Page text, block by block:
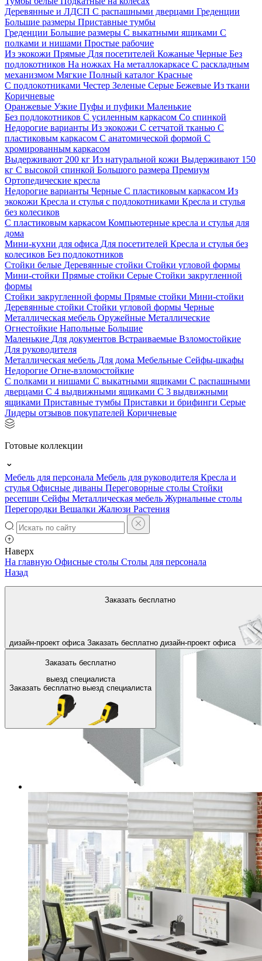
Деревянные и ЛДСП С распашными дверцами Греденции
Большие размеры Приставные тумбы
Греденции Большие размеры С выкатными ящиками С
полками и нишами Простые рабочие
Из экокожи Прямые Для посетителей Кожаные Черные Без
подлокотников На ножках На металлокаркасе С раскладным
механизмом Мягкие Полный каталог Красные
С подлокотниками Честер Зеленые Серые Бежевые Из ткани
Коричневые
Оранжевые Узкие Пуфы и пуфики Маленькие
Без подлокотников С усиленным каркасом Со спинкой
Недорогие варианты Из экокожи С сетчатой тканью С
пластиковым каркасом С анатомической формой С
хромированным каркасом
Выдерживают 200 кг Из натуральной кожи Выдерживают 150
кг С высокой спинкой Большого размера Премиум
Ортопедические кресла
Недорогие варианты Черные С пластиковым каркасом Из
экокожи Кресла и стулья с подлокотниками Кресла и стулья
без колесиков
С пластиковым каркасом Компьютерные кресла и стулья для
дома
Мини-кухни для офиса Для посетителей Кресла и стулья без
колесиков Без подлокотников
Стойки белые Деревянные стойки Стойки угловой формы
Мини-стойки Прямые стойки Серые Стойки закругленной
формы
Стойки закругленной формы Прямые стойки Мини-стойки
Деревянные стойки Стойки угловой формы Черные
Металлическая мебель Оружейные Металлические
Огнестойкие Напольные Большие
Маленькие Для документов Встраиваемые Взломостойкие
Для руководителя
Металлическая мебель Для дома Мебельные Сейфы-шкафы
Недорогие Огне-взломостойкие
С полками и нишами С выкатными ящиками С распашными
дверцами С 4 выдвижными ящиками С 3 выдвижными
ящиками Приставные тумбы Приставки и брифинги Серые
Лидеры отзывов покупателей Коричневые
Готовые коллекции
Мебель для персонала Мебель для руководителя Кресла и
стулья Офисные диваны Переговорные столы Стойки
ресепшн Сейфы Металлическая мебель Журнальные столы
Перегородки Вешалки Жалюзи Растения
Наверх
Заказать бесплатно
дизайн-проект офиса Заказать бесплатно дизайн-проект офиса
Заказать бесплатно
выезд специалиста
Заказать бесплатно выезд специалиста
На главную Офисные столы Столы для персонала
Назад